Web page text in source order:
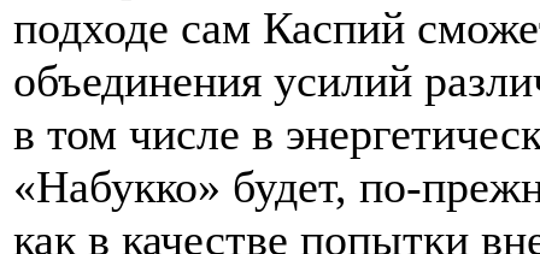
подходе сам Каспий
объединения усилий
в том числе в
«Набукко» будет, по-
как в качестве попытки